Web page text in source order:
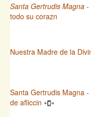
Santa Gertrudis Magna -
todo su corazn
Nuestra Madre de la
Santa Gertrudis Magna
de afliccin